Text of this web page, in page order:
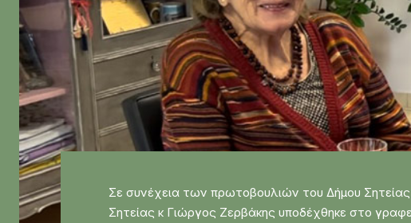
Σε συνέχεια των πρωτοβουλιών του Δήμου
Σητείας κ Γιώργος Ζερβάκης υποδέχθηκε στο